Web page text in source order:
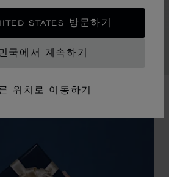
STATES 방문하기
국에서 계속하기
위치로 이동하기
착용할 때는 조용히 자신의 자리를
재감을 발산합니다. 여러 개의 작품
면 빛과 컬러의 축제가 펼쳐집니다.